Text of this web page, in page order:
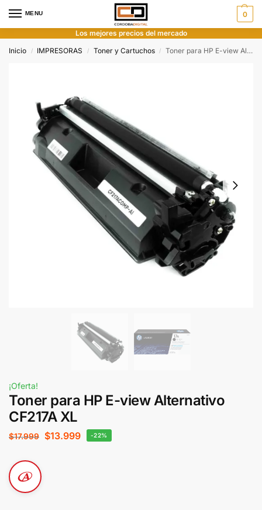
MENU 0
Los mejores precios del mercado
Inicio
/ IMPRESORAS / Toner y Cartuchos / Toner para HP E-view Alternativo CF217A XL
¡Oferta!
Toner para HP E-view Alternativo
CF217A XL
$17.999 $13.999 -22%